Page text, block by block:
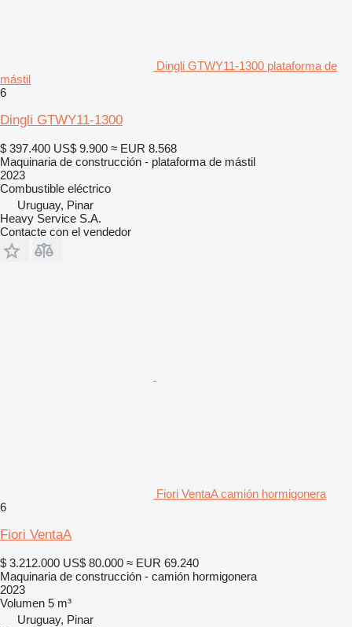
Dingli GTWY11-1300 plataforma de
mástil
6
Dingli GTWY11-1300
$ 397.400 US$ 9.900 ≈ EUR 8.568
Maquinaria de construcción - plataforma de mástil
2023
Combustible eléctrico
Uruguay, Pinar
Heavy Service S.A.
Contacte con el vendedor
Fiori VentaA camión hormigonera
6
Fiori VentaA
$ 3.212.000 US$ 80.000 ≈ EUR 69.240
Maquinaria de construcción - camión hormigonera
2023
Volumen 5 m³
Uruguay, Pinar